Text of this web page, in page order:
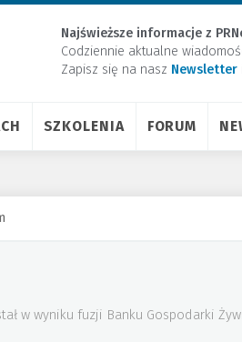
Najświeższe informacje z
Codziennie aktualne
Zapisz się na nasz Newsletter
SZKOLENIA FORUM
w wyniku fuzji Banku Gospodarki